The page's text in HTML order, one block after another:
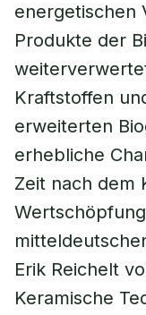
energetischen
Produkte der
Kraftstoffen
erweiterten
erhebliche
Zeit nach dem
Erik Reichelt
Keramische